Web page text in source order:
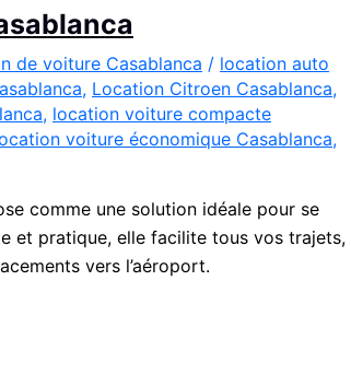
de voiture Casablanca / location auto
, Location Citroen Casablanca,
, location voiture compacte
voiture économique Casablanca,
comme une solution idéale pour se
et pratique, elle facilite tous vos trajets,
vers l’aéroport.